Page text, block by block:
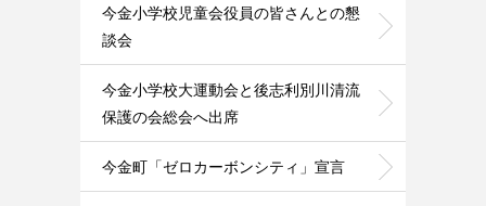
今金小学校児童会役員の皆さんとの懇
談会
今金小学校大運動会と後志利別川清流
保護の会総会へ出席
今金町「ゼロカーボンシティ」宣言